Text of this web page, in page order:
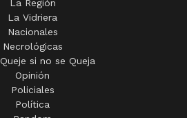
Necrológicas
Queje si no se Queja
Opinión
Policiales
Política
Random
Sepelios
Notables